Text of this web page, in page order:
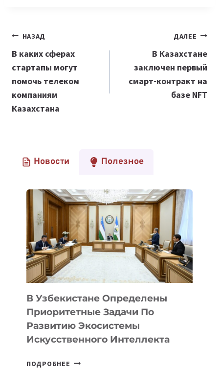
Навигация
по
записям
НАЗАД
В каких сферах
стартапы могут
помочь телеком
компаниям
Казахстана
ДАЛЕЕ
В Казахстане
заключен первый
смарт-контракт на
базе NFT
Новости Полезное
В Узбекистане Определены
Приоритетные Задачи По
Развитию Экосистемы
Искусственного Интеллекта
ПОДРОБНЕЕ В